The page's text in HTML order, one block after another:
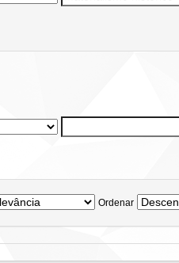
Ordenar